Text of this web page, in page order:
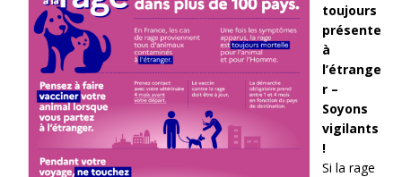
toujours
présente
à
l’étrange
r –
Soyons
vigilants
!
Si la rage